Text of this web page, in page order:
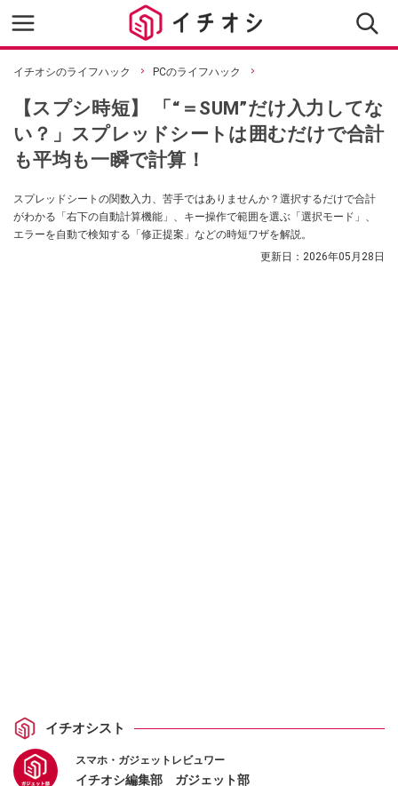
イチオシのライフハック PCのライフハック
【スプシ時短】 「“＝SUM”だけ入力してな
い？」スプレッドシートは囲むだけで合計
も平均も一瞬で計算！
スプレッドシートの関数入力、苦手ではありませんか？選択するだけで合計
がわかる「右下の自動計算機能」、キー操作で範囲を選ぶ「選択モード」、
エラーを自動で検知する「修正提案」などの時短ワザを解説。
更新日： 2026年05月28日
イチオシスト
スマホ・ガジェットレビュワー
イチオシ編集部 ガジェット部